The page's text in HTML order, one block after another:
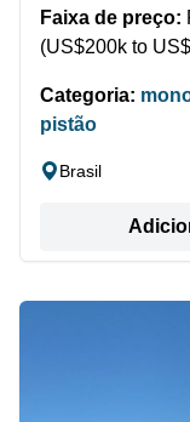
Faixa de preço:
(US$200k to
Categoria:
pistão
Brasil